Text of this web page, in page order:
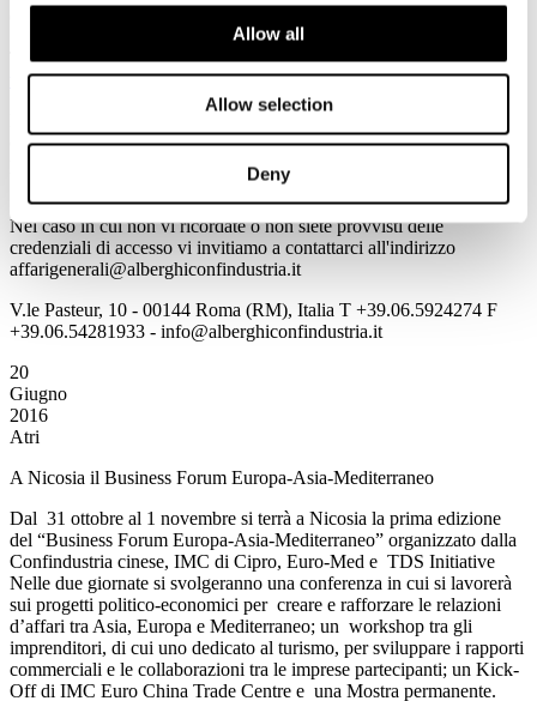
Allow all
Allow selection
Deny
Tutte le informazioni sono consultabili all'indirizzo
www.alberghiconfindustria.it
cliccando direttamente sulla notizia prescelta è necessario per la
prima volta salvare Username e Password utilizzando il flag
Nel caso in cui non vi ricordate o non siete provvisti delle
credenziali di accesso vi invitiamo a contattarci all'indirizzo
affarigenerali@alberghiconfindustria.it
V.le Pasteur, 10 - 00144 Roma (RM), Italia T +39.06.5924274 F
+39.06.54281933 - info@alberghiconfindustria.it
20
Giugno
2016
Atri
A Nicosia il Business Forum Europa-Asia-Mediterraneo
Dal 31 ottobre al 1 novembre si terrà a Nicosia la prima edizione
del “Business Forum Europa-Asia-Mediterraneo” organizzato dalla
Confindustria cinese, IMC di Cipro, Euro-Med e TDS Initiative
Nelle due giornate si svolgeranno una conferenza in cui si lavorerà
sui progetti politico-economici per creare e rafforzare le relazioni
d’affari tra Asia, Europa e Mediterraneo; un workshop tra gli
imprenditori, di cui uno dedicato al turismo, per sviluppare i rapporti
commerciali e le collaborazioni tra le imprese partecipanti; un Kick-
Off di IMC Euro China Trade Centre e una Mostra permanente.